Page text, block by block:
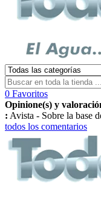
0 Favoritos
Opinione(s) y
: Avista - Sobre la base
todos los comentarios